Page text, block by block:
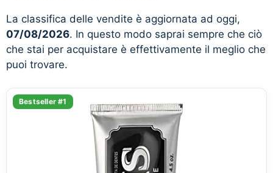
La classifica delle vendite è aggiornata ad oggi,
07/08/2026. In questo modo saprai sempre che ciò
che stai per acquistare è effettivamente il meglio che
puoi trovare.
Bestseller #1